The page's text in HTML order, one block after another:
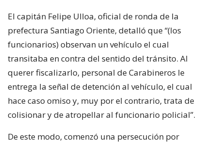
El capitán Felipe Ulloa, oficial de ronda de la
prefectura Santiago Oriente, detalló que “(los
funcionarios) observan un vehículo el cual
transitaba en contra del sentido del tránsito. Al
querer fiscalizarlo, personal de Carabineros le
entrega la señal de detención al vehículo, el cual
hace caso omiso y, muy por el contrario, trata de
colisionar y de atropellar al funcionario policial”.
De este modo, comenzó una persecución por